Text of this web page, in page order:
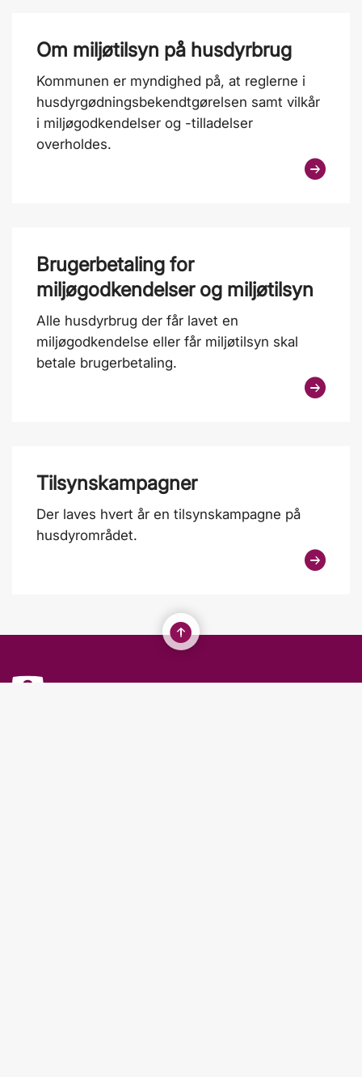
Om miljøtilsyn på husdyrbrug
Kommunen er myndighed på, at reglerne i
husdyrgødningsbekendtgørelsen samt vilkår
i miljøgodkendelser og -tilladelser
overholdes.
Brugerbetaling for
miljøgodkendelser og miljøtilsyn
Alle husdyrbrug der får lavet en
miljøgodkendelse eller får miljøtilsyn skal
betale brugerbetaling.
Tilsynskampagner
Der laves hvert år en tilsynskampagne på
husdyrområdet.